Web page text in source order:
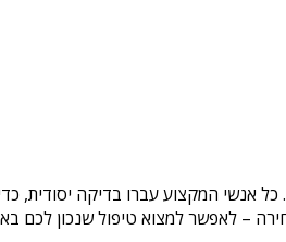
. כל אנשי המקצוע עברו בדיקה יסודית,
– לאפשר למצוא טיפול שנכון לכם